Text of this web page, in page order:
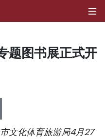
题图书展正式开
文化体育旅游局4月27